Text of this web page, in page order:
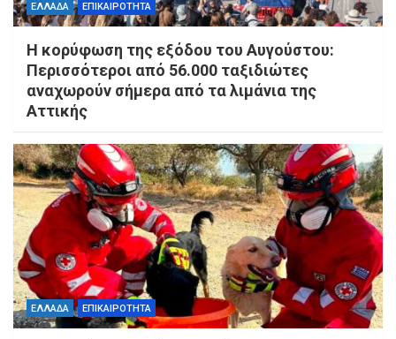
ΕΛΛΑΔΑ ΕΠΙΚΑΙΡΟΤΗΤΑ
Η κορύφωση της εξόδου του Αυγούστου:
Περισσότεροι από 56.000 ταξιδιώτες
αναχωρούν σήμερα από τα λιμάνια της
Αττικής
ΕΛΛΑΔΑ ΕΠΙΚΑΙΡΟΤΗΤΑ